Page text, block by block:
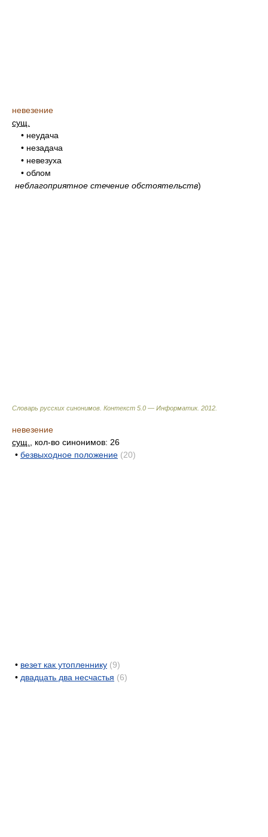
невезение
сущ.
• неудача
• незадача
• невезуха
• облом
неблагоприятное стечение обстоятельств)
Словарь русских синонимов. Контекст 5.0 — Информатик. 2012
невезение
сущ.
, кол-во синонимов: 26
• безвыходное положение (20)
• везет как утопленнику (9)
• двадцать два несчастья (6)